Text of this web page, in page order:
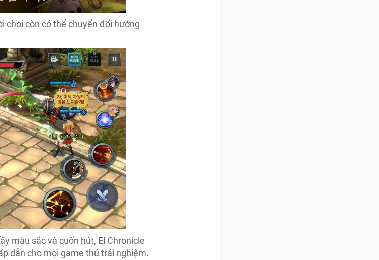
chơi còn có thể chuyển đổi hướng
màu sắc và cuốn hút, El Chronicle
dẫn cho mọi game thủ trải nghiệm.